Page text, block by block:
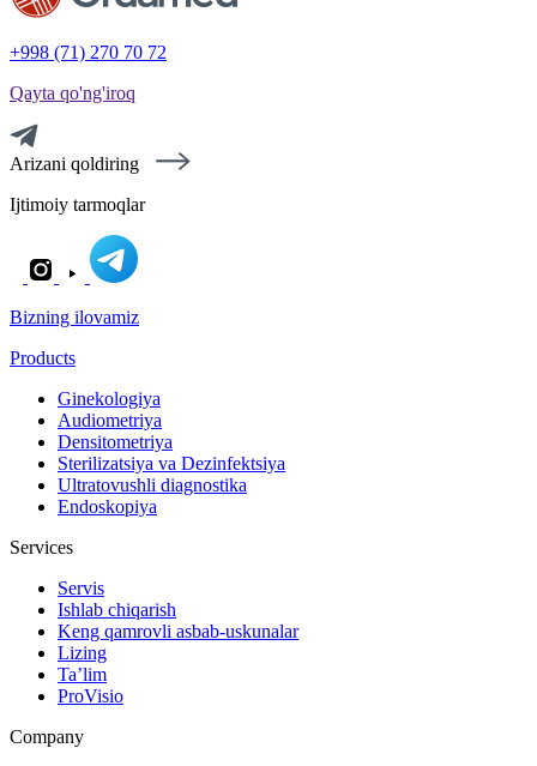
+998 (71) 270 70 72
Qayta qo'ng'iroq
Arizani qoldiring
Ijtimoiy tarmoqlar
Bizning ilovamiz
Products
Ginekologiya
Audiometriya
Densitometriya
Sterilizatsiya va Dezinfektsiya
Ultratovushli diagnostika
Endoskopiya
Services
Servis
Ishlab chiqarish
Keng qamrovli asbab-uskunalar
Lizing
Ta’lim
ProVisio
Company